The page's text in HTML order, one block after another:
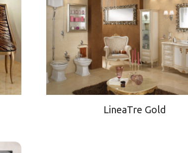
LineaTre Gold